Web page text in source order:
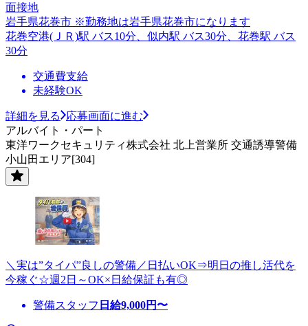
面接地
岩手県花巻市 ※勤務地は岩手県花巻市になります
花巻空港(ＪＲ)駅 バス10分、似内駅 バス30分、花巻駅 バス
30分
交通費支給
未経験OK
詳細を見る
応募画面に進む
アルバイト・パート
東洋ワークセキュリティ株式会社 北上営業所 交通誘導警備
小山田エリア[304]
＼実は”タイパ”良しの警備／日払いOK⇒明日の推し活代を
今稼ぐ☆週2日～OK×日給保証も有◎
警備スタッフ 日給9,000円〜